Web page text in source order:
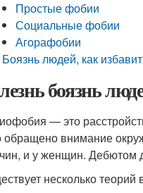
Простые фобии
Социальные фобии
Агорафобии
Боязнь людей, как
боязнь
— это
обращено внимание
и у женщин. Дебютом
несколько теорий